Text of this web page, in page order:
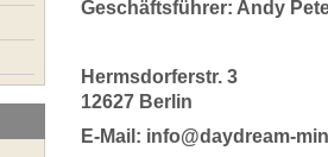
Geschäftsführer: Andy
Hermsdorferstr. 3
12627 Berlin
E-Mail: info@daydream-